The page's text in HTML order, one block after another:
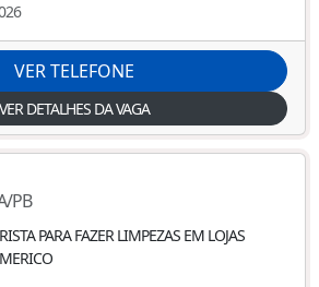
VER TELEFONE
VER DETALHES DA VAGA
/PB
PARA FAZER LIMPEZAS EM LOJAS